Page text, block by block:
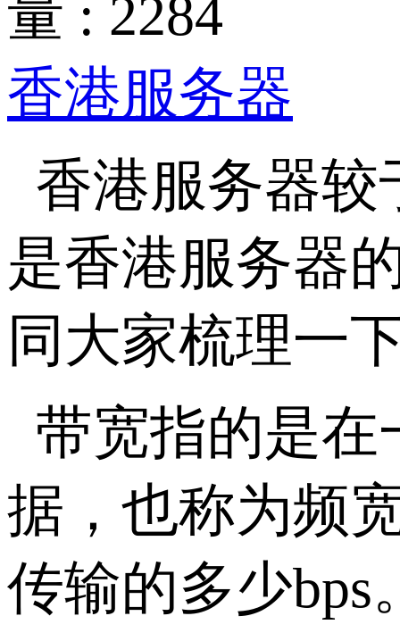
量 : 2284
香港服务器
香港服务器较
是香港服务器
同大家梳理一
带宽指的是在
据，也称为频
传输的多少